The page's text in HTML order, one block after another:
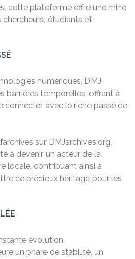
cette plateforme offre une mine
chercheurs, étudiants et
numériques, DMJ
barrières temporelles, offrant à
connecter avec le riche passé de
sur DMJarchives.org,
à devenir un acteur de la
locale, contribuant ainsi à
ce précieux héritage pour les
évolution,
un phare de stabilité, un